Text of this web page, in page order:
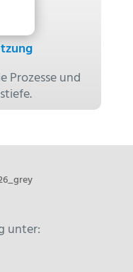
Prozesse und
unter: